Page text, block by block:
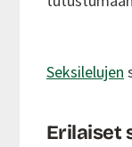
Seksilelujen
Erilaiset